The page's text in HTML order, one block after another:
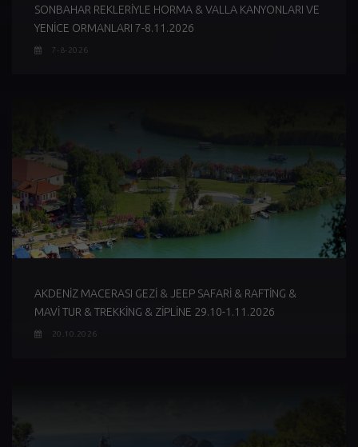
SONBAHAR REKLERİYLE HORMA & VALLA KANYONLARI VE
YENİCE ORMANLARI 7-8.11.2026
7-8-2026
AKDENİZ MACERASI GEZİ & JEEP SAFARİ & RAFTİNG &
MAVİ TUR & TREKKİNG & ZİPLİNE 29.10-1.11.2026
20.10.2026